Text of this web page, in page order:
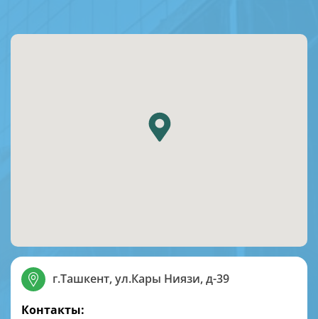
г.Ташкент, ул.Кары Ниязи, д-39
Контакты: